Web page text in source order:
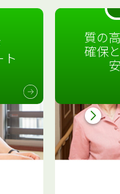
ト
質の
確保